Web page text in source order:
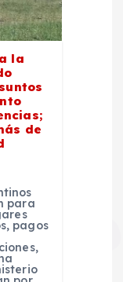
la
de
para
pagos